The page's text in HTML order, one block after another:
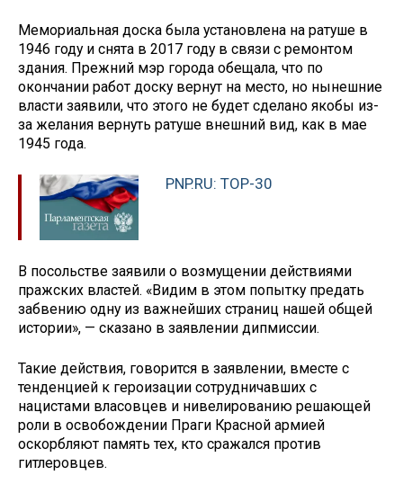
Мемориальная доска была установлена на ратуше в
1946 году и снята в 2017 году в связи с ремонтом
здания. Прежний мэр города обещала, что по
окончании работ доску вернут на место, но нынешние
власти заявили, что этого не будет сделано якобы из-
за желания вернуть ратуше внешний вид, как в мае
1945 года.
PNP.RU: TOP-30
В посольстве заявили о возмущении действиями
пражских властей. «Видим в этом попытку предать
забвению одну из важнейших страниц нашей общей
истории», — сказано в заявлении дипмиссии.
Такие действия, говорится в заявлении, вместе с
тенденцией к героизации сотрудничавших с
нацистами власовцев и нивелированию решающей
роли в освобождении Праги Красной армией
оскорбляют память тех, кто сражался против
гитлеровцев.